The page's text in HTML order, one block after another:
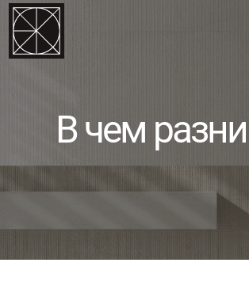
123
В чем